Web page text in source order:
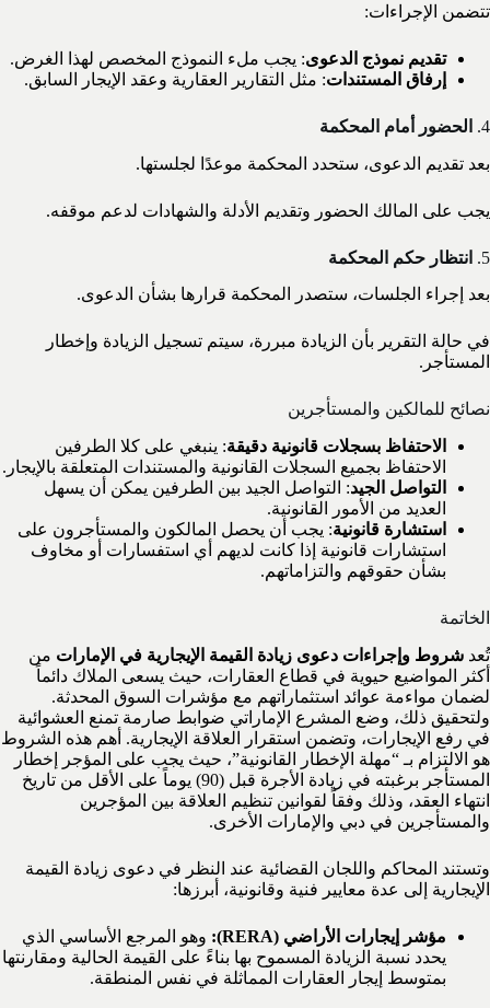
تتضمن الإجراءات:
تقديم نموذج الدعوى: يجب ملء النموذج المخصص لهذا الغرض.
إرفاق المستندات: مثل التقارير العقارية وعقد الإيجار السابق.
4.
الحضور أمام المحكمة
بعد تقديم الدعوى، ستحدد المحكمة موعدًا لجلستها.
يجب على المالك الحضور وتقديم الأدلة والشهادات لدعم موقفه.
5.
انتظار حكم المحكمة
بعد إجراء الجلسات، ستصدر المحكمة قرارها بشأن الدعوى.
في حالة التقرير بأن الزيادة مبررة، سيتم تسجيل الزيادة وإخطار
المستأجر.
نصائح للمالكين والمستأجرين
الاحتفاظ بسجلات قانونية دقيقة: ينبغي على كلا الطرفين
الاحتفاظ بجميع السجلات القانونية والمستندات المتعلقة بالإيجار.
التواصل الجيد: التواصل الجيد بين الطرفين يمكن أن يسهل
العديد من الأمور القانونية.
استشارة قانونية: يجب أن يحصل المالكون والمستأجرون على
استشارات قانونية إذا كانت لديهم أي استفسارات أو مخاوف
بشأن حقوقهم والتزاماتهم.
الخاتمة
تُعد شروط وإجراءات دعوى زيادة القيمة الإيجارية في الإمارات من
أكثر المواضيع حيوية في قطاع العقارات، حيث يسعى الملاك دائماً
لضمان مواءمة عوائد استثماراتهم مع مؤشرات السوق المحدثة.
ولتحقيق ذلك، وضع المشرع الإماراتي ضوابط صارمة تمنع العشوائية
في رفع الإيجارات، وتضمن استقرار العلاقة الإيجارية. أهم هذه الشروط
هو الالتزام بـ “مهلة الإخطار القانونية”، حيث يجب على المؤجر إخطار
المستأجر برغبته في زيادة الأجرة قبل (90) يوماً على الأقل من تاريخ
انتهاء العقد، وذلك وفقاً لقوانين تنظيم العلاقة بين المؤجرين
والمستأجرين في دبي والإمارات الأخرى.
وتستند المحاكم واللجان القضائية عند النظر في دعوى زيادة القيمة
الإيجارية إلى عدة معايير فنية وقانونية، أبرزها:
مؤشر إيجارات الأراضي (RERA):
وهو المرجع الأساسي الذي
يحدد نسبة الزيادة المسموح بها بناءً على القيمة الحالية ومقارنتها
بمتوسط إيجار العقارات المماثلة في نفس المنطقة.